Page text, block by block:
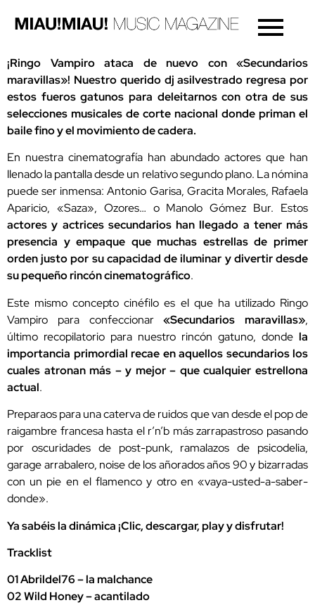
¡Ringo Vampiro ataca de nuevo con «Secundarios
maravillas»! Nuestro querido dj asilvestrado regresa por
estos fueros gatunos para deleitarnos con otra de sus
selecciones musicales de corte nacional donde priman el
baile fino y el movimiento de cadera.
En nuestra cinematografía han abundado actores que han
llenado la pantalla desde un relativo segundo plano. La nómina
puede ser inmensa: Antonio Garisa, Gracita Morales, Rafaela
Aparicio, «Saza», Ozores… o Manolo Gómez Bur. Estos
actores y actrices secundarios han llegado a tener más
presencia y empaque que muchas estrellas de primer
orden justo por su capacidad de iluminar y divertir desde
su pequeño rincón cinematográfico.
Este mismo concepto cinéfilo es el que ha utilizado Ringo
Vampiro para confeccionar«Secundarios maravillas»,
último recopilatorio para nuestro rincón gatuno, donde la
importancia primordial recae en aquellos secundarios los
cuales atronan más – y mejor – que cualquier estrellona
actual.
Preparaos para una caterva de ruidos que van desde el pop de
raigambre francesa hasta el r’n’b más zarrapastroso pasando
por oscuridades de post-punk, ramalazos de psicodelia,
garage arrabalero, noise de los añorados años 90 y bizarradas
con un pie en el flamenco y otro en «vaya-usted-a-saber-
donde».
Ya sabéis la dinámica ¡Clic, descargar, play y disfrutar!
Tracklist
01 Abrildel76 – la malchance
02 Wild Honey – acantilado